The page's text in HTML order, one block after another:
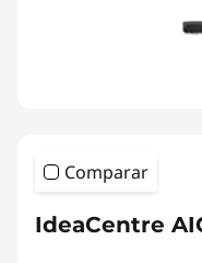
Comparar
IdeaCentre